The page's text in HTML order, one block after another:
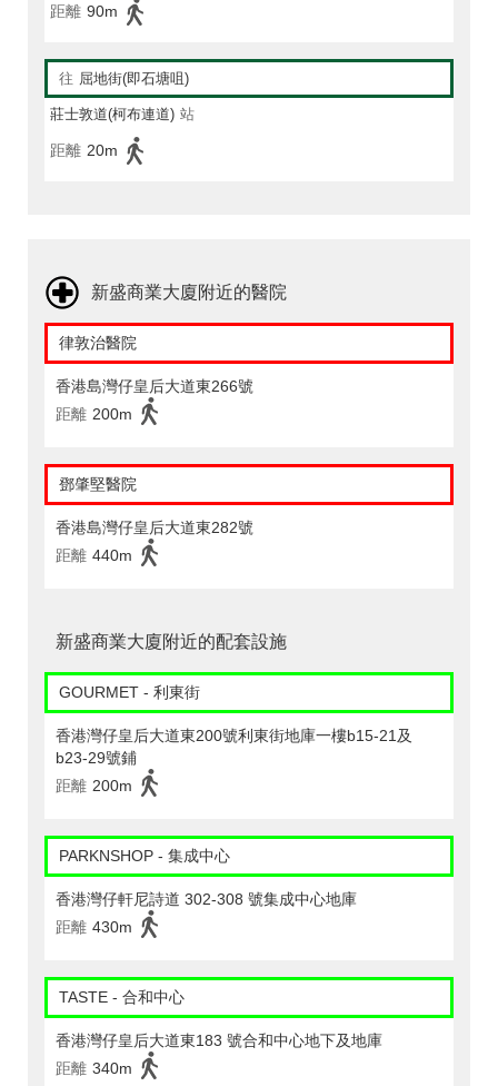
距離 90m
往 屈地街(即石塘咀)
莊士敦道(柯布連道) 站
距離 20m
新盛商業大廈附近的醫院
律敦治醫院
香港島灣仔皇后大道東266號
距離 200m
鄧肇堅醫院
香港島灣仔皇后大道東282號
距離 440m
新盛商業大廈附近的配套設施
GOURMET - 利東街
香港灣仔皇后大道東200號利東街地庫一樓b15-21及
b23-29號鋪
距離 200m
PARKNSHOP - 集成中心
香港灣仔軒尼詩道 302-308 號集成中心地庫
距離 430m
TASTE - 合和中心
香港灣仔皇后大道東183 號合和中心地下及地庫
距離 340m